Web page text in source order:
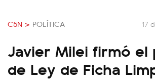
C5N > POLÍTICA 17
Javier Milei firmó
de Ley de Ficha